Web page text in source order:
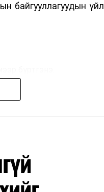
байгууллагуудын үйл
бүртгэнэ.